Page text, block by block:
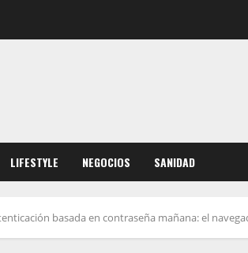
LIFESTYLE NEGOCIOS SANIDAD
basada en contraseña mañana: el